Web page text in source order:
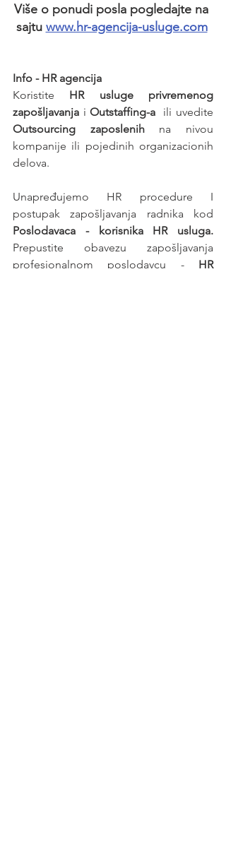
Više o ponudi posla pogledajte na
sajtu www.hr-agencija-usluge.com
Info - HR agencija
Koristite HR usluge privremenog
zapošljavanja i Outstaffing-a
Outsourcing zaposlenih na nivou
kompanije ili pojedinih organizacionih
delova.
Unapređujemo HR procedure I
Prepustite obavezu zapošljavanja
profesionalnom poslodavcu - HR